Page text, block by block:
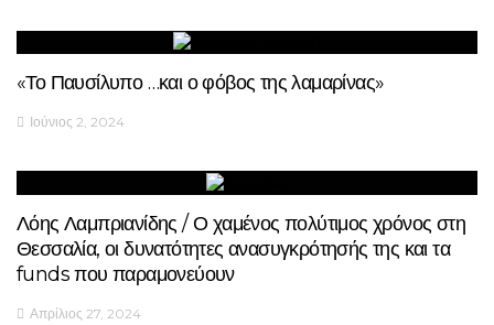
«Το Παυσίλυπο …και ο φόβος της λαμαρίνας»
Ιούνιος 2, 2024
Λόης Λαμπριανίδης / Ο χαμένος πολύτιμος χρόνος στη
Θεσσαλία, οι δυνατότητες ανασυγκρότησής της και τα
funds που παραμονεύουν
Απρίλιος 27, 2024